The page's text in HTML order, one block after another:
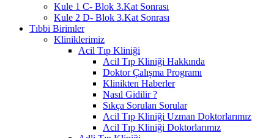
Kule 1 C- Blok 3.Kat Sonrası
Kule 2 D- Blok 3.Kat Sonrası
Tıbbi Birimler
Kliniklerimiz
Acil Tıp Kliniği
Acil Tıp Kliniği Hakkında
Doktor Çalışma Programı
Klinikten Haberler
Nasıl Gidilir ?
Sıkça Sorulan Sorular
Acil Tıp Kliniği Uzman Doktorlarımız
Acil Tıp Kliniği Doktorlarımız